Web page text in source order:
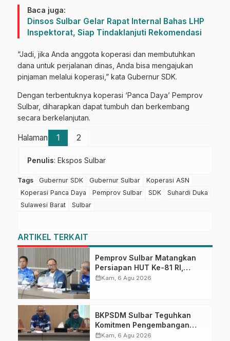
Baca juga:
Dinsos Sulbar Gelar Rapat Internal Bahas LHP
Inspektorat, Siap Tindaklanjuti Rekomendasi
“Jadi, jika Anda anggota koperasi dan membutuhkan
dana untuk perjalanan dinas, Anda bisa mengajukan
pinjaman melalui koperasi,” kata Gubernur SDK.
Dengan terbentuknya koperasi ‘Panca Daya’ Pemprov
Sulbar, diharapkan dapat tumbuh dan berkembang
secara berkelanjutan.
Halaman 1 2
Penulis: Ekspos Sulbar
Tags Gubernur SDK Gubernur Sulbar
Koperasi ASN
Koperasi Panca Daya
Pemprov Sulbar SDK
Suhardi Duka
Sulawesi Barat
Sulbar
ARTIKEL TERKAIT
Pemprov Sulbar Matangkan
Persiapan HUT Ke-81 RI,
Puncak Upacara di Lapangan
calendar_monthKam, 6 Agu 2026
BKPSDM Sulbar Teguhkan
Komitmen Pengembangan
Kompetensi ASN melalui
calendar_monthKam, 6 Agu 2026